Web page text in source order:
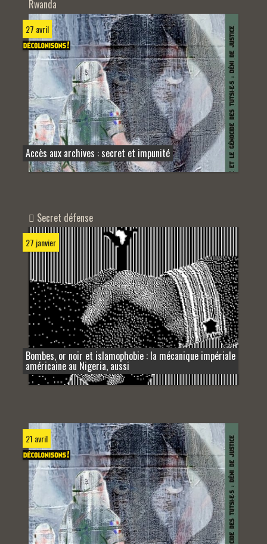
Rwanda
27 avril
Accès aux archives : secret et impunité
Secret défense
27 janvier
Bombes, or noir et islamophobie : la mécanique impériale
américaine au Nigeria, aussi
21 avril